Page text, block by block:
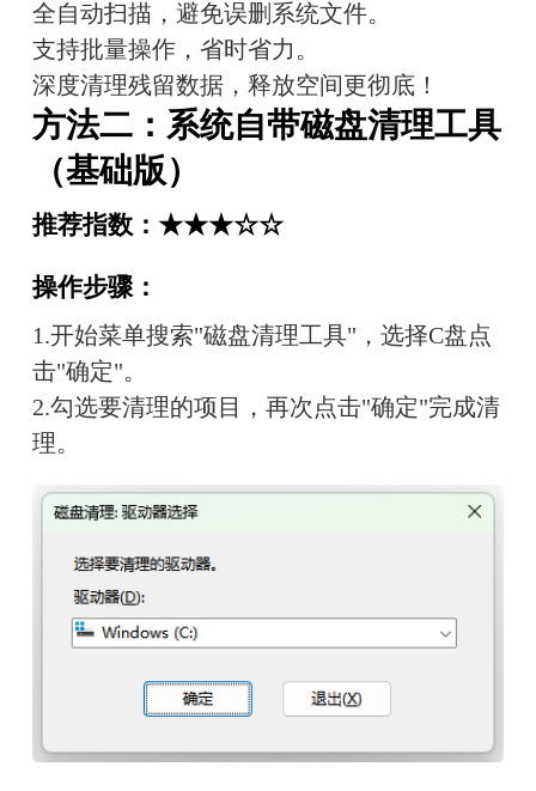
全自动扫描，避免误删系统文件。
支持批量操作，省时省力。
深度清理残留数据，释放空间更彻底！
方法二：系统自带磁盘清理工具
（基础版）
推荐指数：★★★☆☆
操作步骤：
1.开始菜单搜索"磁盘清理工具"，选择C盘点
击"确定"。
2.勾选要清理的项目，再次点击"确定"完成清
理。